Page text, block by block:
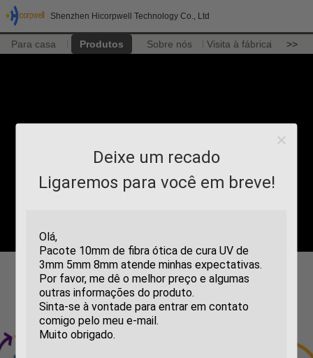
Shenzhen Hicorpwell Technology Co., Ltd
Para casa Produtos Sobre nós Visita à fábrica >>
Deixe um recado
Ligaremos para você em breve!